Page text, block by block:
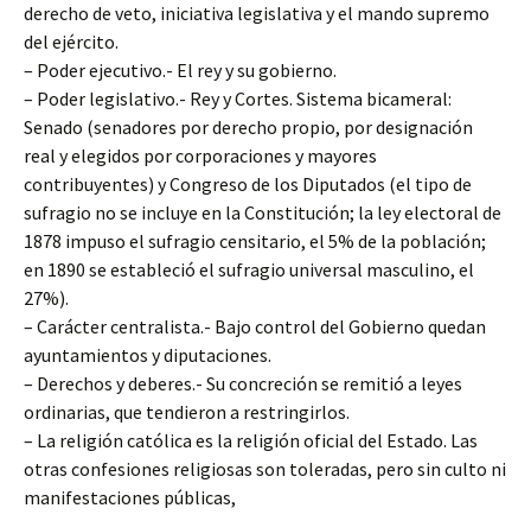
derecho de veto, iniciativa legislativa y el mando supremo
del ejército.
– Poder ejecutivo.- El rey y su gobierno.
– Poder legislativo.- Rey y Cortes. Sistema bicameral:
Senado (senadores por derecho propio, por designación
real y elegidos por corporaciones y mayores
contribuyentes) y Congreso de los Diputados (el tipo de
sufragio no se incluye en la Constitución; la ley electoral de
1878 impuso el sufragio censitario, el 5% de la población;
en 1890 se estableció el sufragio universal masculino, el
27%).
– Carácter centralista.- Bajo control del Gobierno quedan
ayuntamientos y diputaciones.
– Derechos y deberes.- Su concreción se remitió a leyes
ordinarias, que tendieron a restringirlos.
– La religión católica es la religión oficial del Estado. Las
otras confesiones religiosas son toleradas, pero sin culto ni
manifestaciones públicas,